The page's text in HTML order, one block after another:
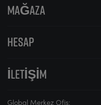
MAĞAZA
HESAP
İLETIŞIM
Global Merkez Ofis: